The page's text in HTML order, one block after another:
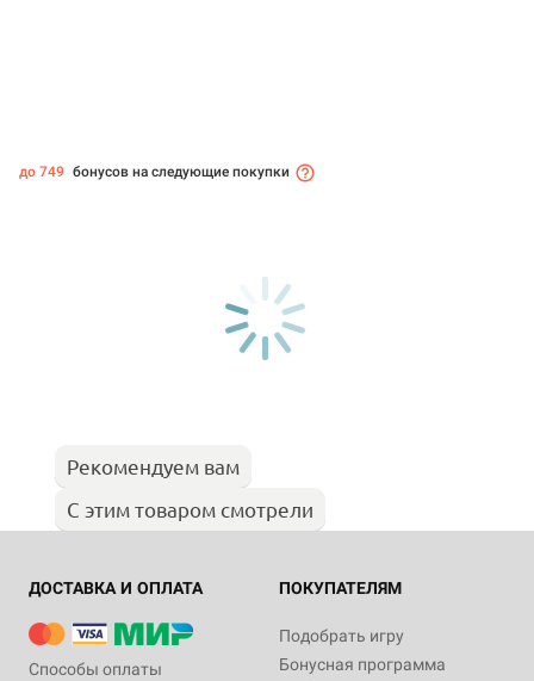
до 749 бонусов на следующие покупки
Рекомендуем вам
С этим товаром смотрели
ДОСТАВКА И ОПЛАТА
Способы оплаты
ПОКУПАТЕЛЯМ
Подобрать игру
Бонусная программа